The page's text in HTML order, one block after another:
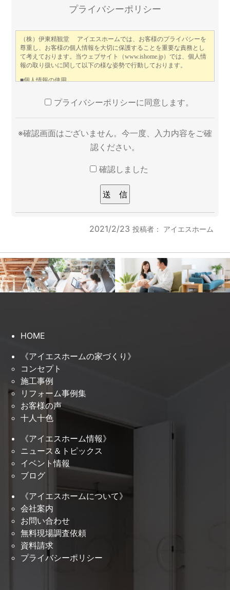
プライバシーポリシー
プライバシーポリシーに同意します。
※確認画面はございません。今一度、入力内容をご確
認ください。
確認しました
2021/2/23 投稿者： アイエスホーム
HOME
《アイエスホームの家づくり》
コンセプト
施工事例
リフォーム事例集
お客様の声
十人十色
《アイエスホーム情報》
ニュース＆トピックス
イベント情報
ブログ
《アイエスホームについて》
会社案内
お問い合わせ
無料現場調査依頼
資料請求
プライバシーポリシー